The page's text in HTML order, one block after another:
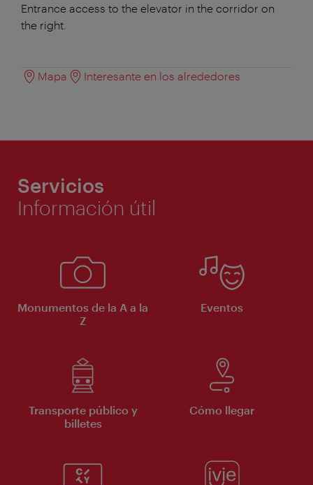
Entrance access to the elevator in the corridor on
the right.
Mapa Interesante en los alrededores
Servicios
Información útil
Monumentos de la A a la
Z
Eventos
Transporte público y
billetes
Cómo llegar